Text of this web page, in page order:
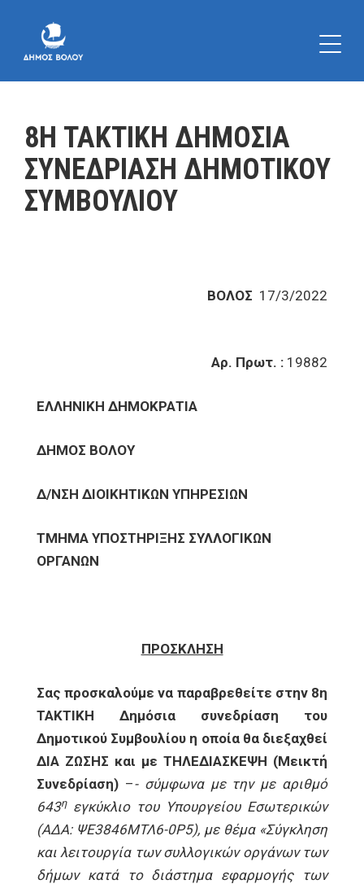
8Η ΤΑΚΤΙΚΗ ΔΗΜΟΣΙΑ
ΣΥΝΕΔΡΙΑΣΗ ΔΗΜΟΤΙΚΟΥ
ΣΥΜΒΟΥΛΙΟΥ
ΒΟΛΟΣ 17/3/2022
Αρ. Πρωτ. : 19882
ΕΛΛΗΝΙΚΗ ΔΗΜΟΚΡΑΤΙΑ
ΔΗΜΟΣ ΒΟΛΟΥ
Δ/ΝΣΗ ΔΙΟΙΚΗΤΙΚΩΝ ΥΠΗΡΕΣΙΩΝ
ΤΜΗΜΑ ΥΠΟΣΤΗΡΙΞΗΣ ΣΥΛΛΟΓΙΚΩΝ
ΟΡΓΑΝΩΝ
ΠΡΟΣΚΛΗΣΗ
Σας προσκαλούμε να παραβρεθείτε στην 8η
ΤΑΚΤΙΚΗ Δημόσια συνεδρίαση του
Δημοτικού Συμβουλίου η οποία θα διεξαχθεί
ΔΙΑ ΖΩΣΗΣ και με ΤΗΛΕΔΙΑΣΚΕΨΗ (Μεικτή
Συνεδρίαση) –- σύμφωνα με την με αριθμό
643ηεγκύκλιο του Υπουργείου Εσωτερικών
(ΑΔΑ: ΨΕ3846ΜΤΛ6-0Ρ5), με θέμα «Σύγκληση
και λειτουργία των συλλογικών οργάνων των
δήμων κατά το διάστημα εφαρμογής των